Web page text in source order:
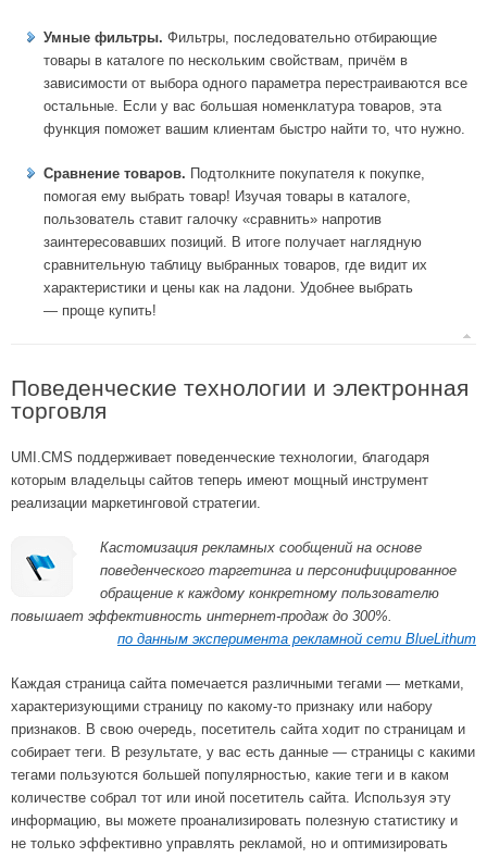
Умные фильтры. Фильтры, последовательно отбирающие
товары в каталоге по нескольким свойствам, причём в
зависимости от выбора одного параметра перестраиваются все
остальные. Если у вас большая номенклатура товаров, эта
функция поможет вашим клиентам быстро найти то, что нужно.
Сравнение товаров. Подтолкните покупателя к покупке,
помогая ему выбрать товар! Изучая товары в каталоге,
пользователь ставит галочку «сравнить» напротив
заинтересовавших позиций. В итоге получает наглядную
сравнительную таблицу выбранных товаров, где видит их
характеристики и цены как на ладони. Удобнее выбрать
— проще купить!
Поведенческие технологии и электронная
торговля
UMI.CMS поддерживает поведенческие технологии, благодаря
которым владельцы сайтов теперь имеют мощный инструмент
реализации маркетинговой стратегии.
Кастомизация рекламных сообщений на основе
поведенческого таргетинга и персонифицированное
обращение к каждому конкретному пользователю
повышает эффективность интернет-продаж до 300%.
по данным эксперимента рекламной сети BlueLithum
Каждая страница сайта помечается различными тегами — метками,
характеризующими страницу по какому-то признаку или набору
признаков. В свою очередь, посетитель сайта ходит по страницам и
собирает теги. В результате, у вас есть данные — страницы с какими
тегами пользуются большей популярностью, какие теги и в каком
количестве собрал тот или иной посетитель сайта. Используя эту
информацию, вы можете проанализировать полезную статистику и
не только эффективно управлять рекламой, но и оптимизировать